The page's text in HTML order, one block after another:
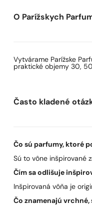
O Parížskych
Vytvárame Parížske
praktické objemy 30,
Často kladené
Čo sú parfumy, ktoré
Sú to vône inšpirované
Čím sa odlišuje
Inšpirovaná vôňa je
Čo znamenajú